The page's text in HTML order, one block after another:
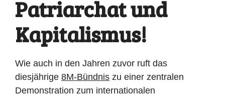
Patriarchat und
Kapitalismus!
Wie auch in den Jahren zuvor ruft das
diesjährige 8M-Bündnis zu einer zentralen
Demonstration zum internationalen